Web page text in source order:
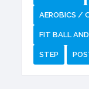
AEROBICS /
FIT BALL
STEP